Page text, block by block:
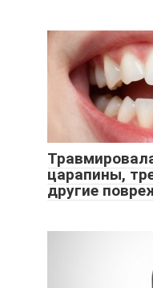
царапины,
другие